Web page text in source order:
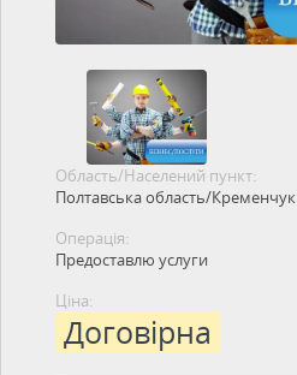
Область/Населений пункт:
Полтавська область/Кременчук
Операція:
Предоставлю услуги
Ціна:
Договірна